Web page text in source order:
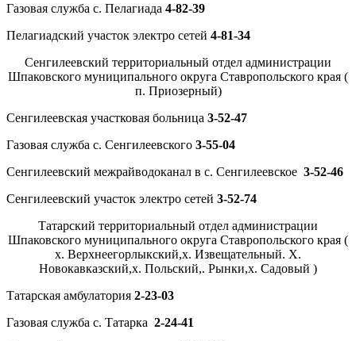
Газовая служба с. Пелагиада 4-82-39
Пелагиадский участок электро сетей 4-81-34
Сенгилеевский территориальный отдел администрации
Шпаковского муниципального округа Ставропольского края (
п. Приозерный)
Сенгилеевская участковая больница 3-52-47
Газовая служба с. Сенгилеевского 3-55-04
Сенгилеевский межрайводоканал в с. Сенгилеевское 3-52-46
Сенгилеевский участок электро сетей 3-52-74
Татарский территориальный отдел администрации
Шпаковского муниципального округа Ставропольского края (
х. Верхнеегорлыкский,х. Извещательный. Х.
Новокавказский,х. Польский,. Рынки,х. Садовый )
Татарская амбулатория 2-23-03
Газовая служба с. Татарка 2-24-41